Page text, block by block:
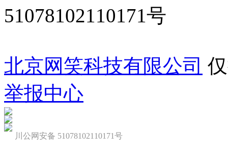
51078102110171号
北京网笑科技有限公司
举报中心
川公网安备 51078102110171号